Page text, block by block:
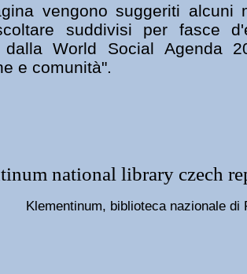
vengono suggeriti alcuni
suddivisi per fasce
dalla World Social Agenda
e comunità".
Klementinum, biblioteca nazionale di